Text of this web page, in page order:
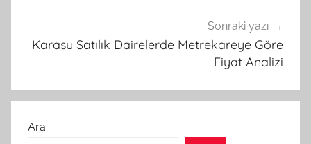
Sonraki yazı
Karasu Satılık Dairelerde Metrekareye Göre
Fiyat Analizi
Ara